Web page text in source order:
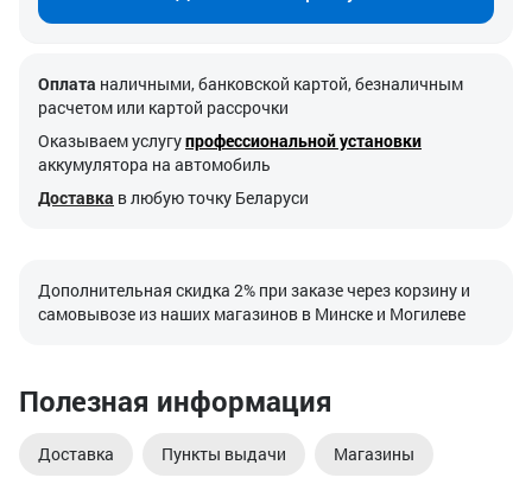
Оплата наличными, банковской картой, безналичным
расчетом или картой рассрочки
Оказываем услугупрофессиональной установки
аккумулятора на автомобиль
Доставка в любую точку Беларуси
Дополнительная скидка 2% при заказе через корзину и
самовывозе из наших магазинов в Минске и Могилеве
Полезная информация
Доставка Пункты выдачи Магазины